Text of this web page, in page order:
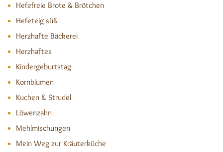
Hefefreie Brote & Brötchen
Hefeteig süß
Herzhafte Bäckerei
Herzhaftes
Kindergeburtstag
Kornblumen
Kuchen & Strudel
Löwenzahn
Mehlmischungen
Mein Weg zur Kräuterküche